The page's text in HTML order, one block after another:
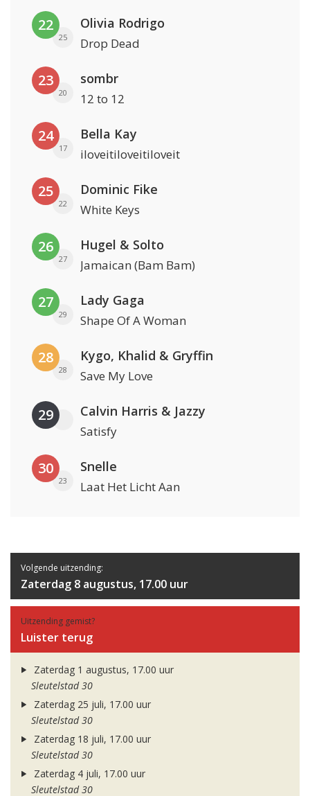
22
25
Olivia Rodrigo
Drop Dead
23
20
sombr
12 to 12
24
17
Bella Kay
iloveitiloveitiloveit
25
22
Dominic Fike
White Keys
26
27
Hugel & Solto
Jamaican (Bam Bam)
27
29
Lady Gaga
Shape Of A Woman
28
28
Kygo, Khalid & Gryffin
Save My Love
29 Calvin Harris & Jazzy
Satisfy
30
23
Snelle
Laat Het Licht Aan
Volgende uitzending:
Zaterdag 8 augustus, 17.00 uur
Uitzending gemist?
Luister terug
Zaterdag 1 augustus, 17.00 uur
Sleutelstad 30
Zaterdag 25 juli, 17.00 uur
Sleutelstad 30
Zaterdag 18 juli, 17.00 uur
Sleutelstad 30
Zaterdag 4 juli, 17.00 uur
Sleutelstad 30